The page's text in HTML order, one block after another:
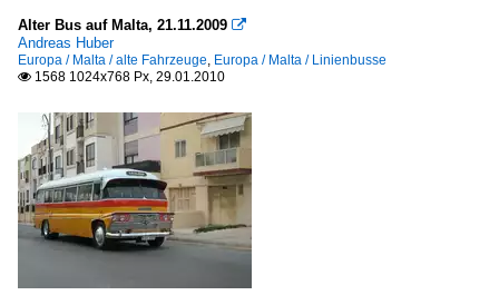
Alter Bus auf Malta, 21.11.2009 
Andreas Huber
Europa / Malta / alte Fahrzeuge, Europa / Malta / Linienbusse
 1568 1024x768 Px, 29.01.2010